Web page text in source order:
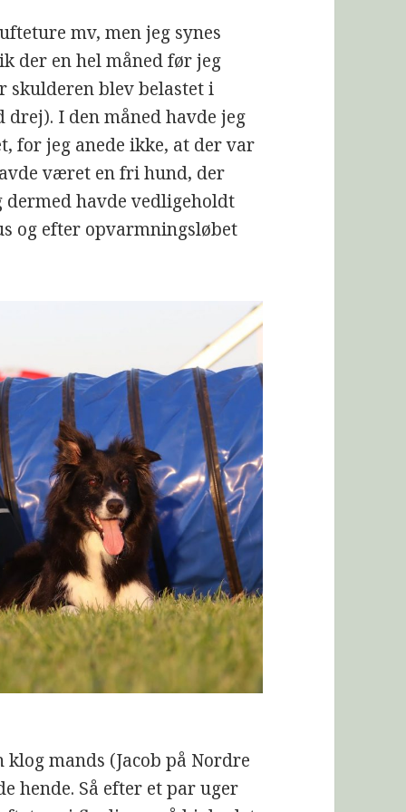
mv, men jeg synes
der en hel måned før jeg
skulderen blev belastet i
I den måned havde jeg
for jeg anede ikke, at der var
været en fri hund, der
dermed havde vedligeholdt
og efter opvarmningsløbet
mands (Jacob på Nordre
hende. Så efter et par uger